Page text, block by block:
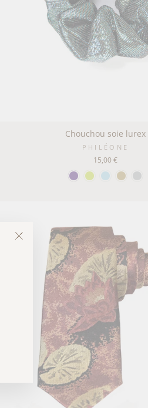
"Fermer
Chouchou soie lurex
PHILÉONE
15,00 €